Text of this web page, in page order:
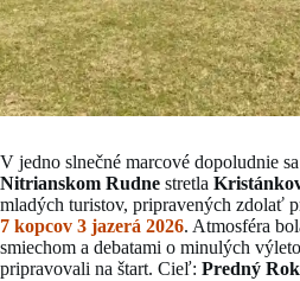
V jedno slnečné marcové dopoludnie
Nitrianskom Rudne stretla
mladých turistov, pripravených zdolať
7 kopcov 3 jazerá 2026. Atmosféra
smiechom a debatami o minulých
pripravovali na štart. Cieľ: Predný